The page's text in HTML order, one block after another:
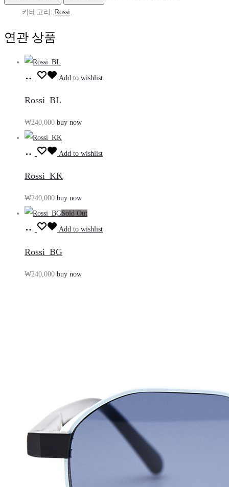
량
카테고리: Rossi
연관 상품
장
니
담
기
Add to wishlist
Rossi_BL
₩240,000 buy now
장
니
담
기
Add to wishlist
Rossi_KK
₩240,000 buy now
Sold Out
장
니
Add to wishlist
Rossi_BG
₩240,000 buy now